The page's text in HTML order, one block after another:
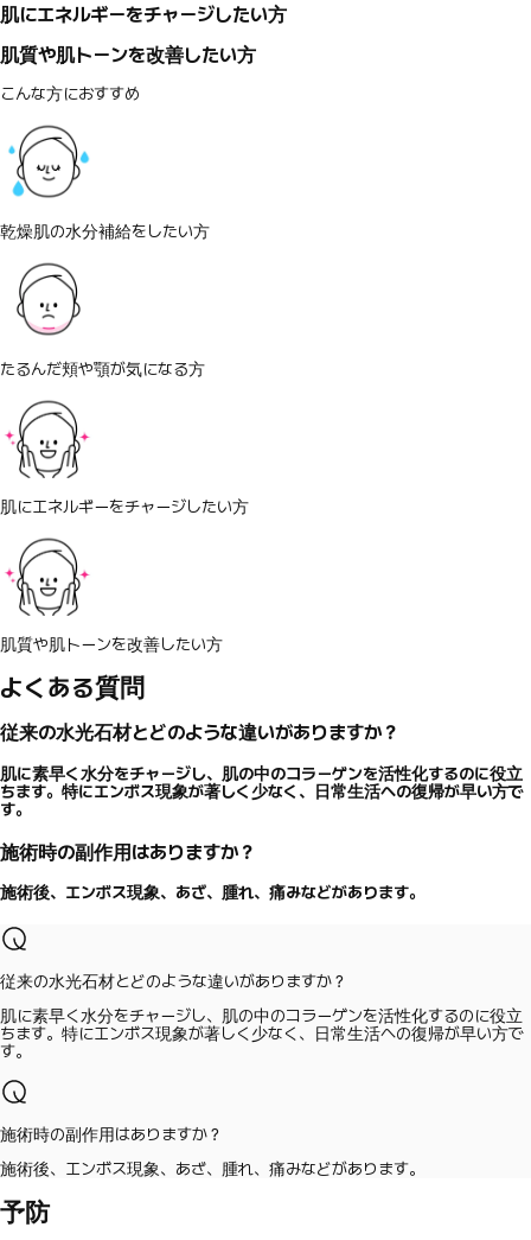
肌にエネルギーをチャージしたい方
肌質や肌トーンを改善したい方
こんな方におすすめ
乾燥肌の水分補給をしたい方
たるんだ頬や顎が気になる方
肌にエネルギーをチャージしたい方
肌質や肌トーンを改善したい方
よくある質問
従来の水光石材とどのような違いがありますか？
肌に素早く水分をチャージし、肌の中のコラーゲンを活性化するのに役立
ちます。特にエンボス現象が著しく少なく、日常生活への復帰が早い方で
す。
施術時の副作用はありますか？
施術後、エンボス現象、あざ、腫れ、痛みなどがあります。
従来の水光石材とどのような違いがありますか？
肌に素早く水分をチャージし、肌の中のコラーゲンを活性化するのに役立
ちます。特にエンボス現象が著しく少なく、日常生活への復帰が早い方で
す。
施術時の副作用はありますか？
施術後、エンボス現象、あざ、腫れ、痛みなどがあります。
予防